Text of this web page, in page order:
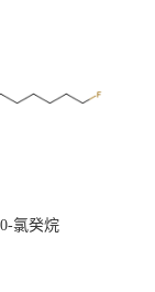
氯癸烷